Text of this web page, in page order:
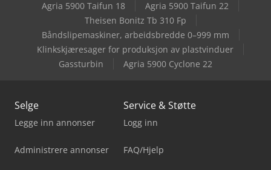
Agria 5900 Taifun 18
Agria 5900 Taifun 22
Theisen Bonitz Tb 310 Fp
Båndslipemaskiner, arbeidsbredde 0–999 mm
Klinkskjæresager for produksjon av plastvinduer
Gassturbin
Agria 5900 Cyclone 22
Selge
Legge inn annonser
Administrere annonser
Service & Støtte
Logg inn
FAQ/Hjelp